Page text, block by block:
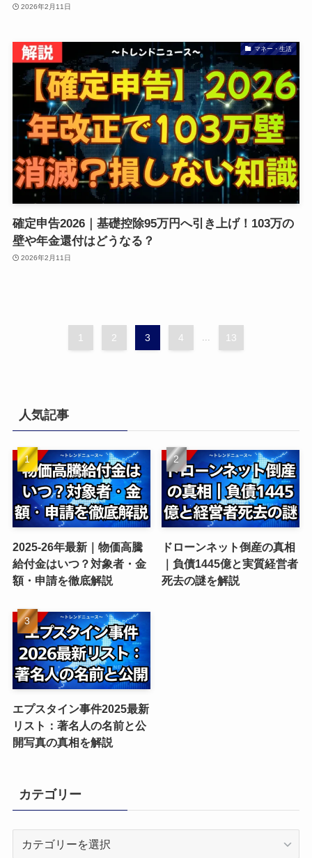
2026年2月11日
マネー・生活
確定申告2026｜基礎控除95万円へ引き上げ！103万の
壁や年金還付はどうなる？
2026年2月11日
1 2 3 4 13
人気記事
2025-26年最新｜物価高騰
給付金はいつ？対象者・金
額・申請を徹底解説
ドローンネット倒産の真相
｜負債1445億と実質経営者
死去の謎を解説
エプスタイン事件2025最新
リスト：著名人の名前と公
開写真の真相を解説
カテゴリー